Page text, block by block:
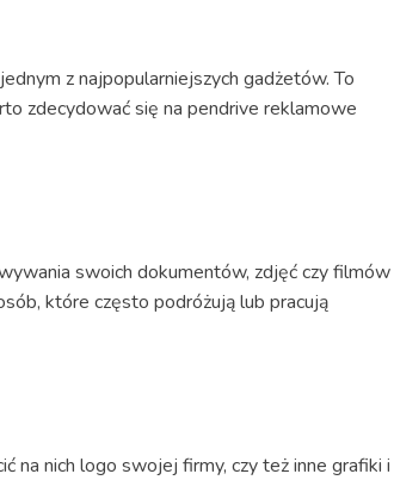
z najpopularniejszych gadżetów. To
zdecydować się na pendrive reklamowe
swoich dokumentów, zdjęć czy filmów
które często podróżują lub pracują
na nich logo swojej firmy, czy też inne grafiki i